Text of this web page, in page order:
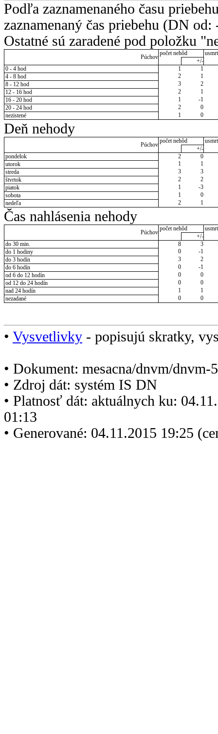
Podľa zaznamenaného času
zaznamenaný čas priebehu (DN
Ostatné sú zaradené pod položku
Púchov
počet nehôd
+/-
0 - 4 hod
1
1
4 - 8 hod
2
1
8 - 12 hod
3
2
12 - 16 hod
2
1
16 - 20 hod
1
-1
20 - 24 hod
2
0
nezistené
1 0
Deň nehody
Púchov
počet nehôd
+/-
pondelok
2
0
utorok
1
1
streda
3
3
štvrtok
2
2
piatok
1
-3
sobota
1
0
nedeľa
2 1
Čas nahlásenia nehody
Púchov
počet nehôd
+/-
do 30 min.
8
3
do 1 hodiny
0
-1
do 3 hodín
3
2
do 6 hodín
0
-1
od 6 do 12 hodín
0
0
od 12 do 24 hodín
0
0
nad 24 hodín
1
1
nezadané
0 0
• Vysvetlivky - popisujú skratky,
• Dokument: mesacna/dnvm/dnvm-
• Zdroj dát: systém IS DN
• Platnosť dát: aktuálnych ku:
01:13
• Generované: 04.11.2015 19:25